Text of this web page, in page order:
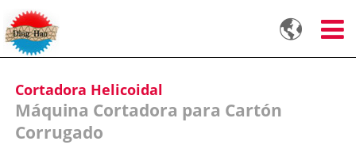

Cortadora Helicoidal
Máquina Cortadora para Cartón
Corrugado